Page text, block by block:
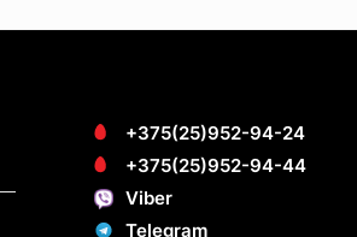
+375(25)952-94-24
+375(25)952-94-44
Viber
Telegram